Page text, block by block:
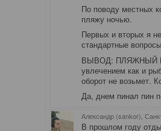
По поводу местных
пляжу ночью.
Первых и вторых я
стандартные
ВЫВОД: ПЛЯЖНЫЙ
увлечением как и
оборот не возьмет.
Да, днем пинал пин
Александр (sankor),
В прошлом году